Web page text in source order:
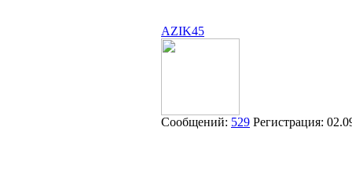
AZIK45
Сообщений: 529 Регистрация: